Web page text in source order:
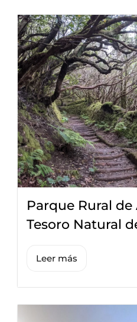
Parque Rural de
Tesoro Natural
Leer más